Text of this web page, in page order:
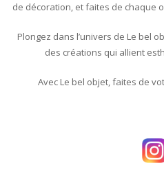
de décoration, et faites de chaque
Plongez dans l’univers de Le bel
des créations qui allient
Avec Le bel objet, faites de